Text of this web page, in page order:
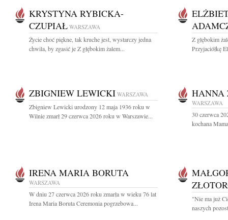
KRYSTYNA RYBICKA-
CZUPIAŁ WARSZAWA
Życie choć piękne, tak kruche jest, wystarczy jedna
chwila, by zgasić je Z głębokim żalem...
Z głębokim
Przyjaciółkę
ZBIGNIEW LEWICKI WARSZAWA
Zbigniew Lewicki urodzony 12 maja 1936 roku w
Wilnie zmarł 29 czerwca 2026 roku w Warszawie...
HANNA
WARSZAWA
30 czerwca
kochana
IRENA MARIA BORUTA
WARSZAWA
W dniu 27 czerwca 2026 roku zmarła w wieku 76 lat
Irena Maria Boruta Ceremonia pogrzebowa...
"Nie ma już
naszych